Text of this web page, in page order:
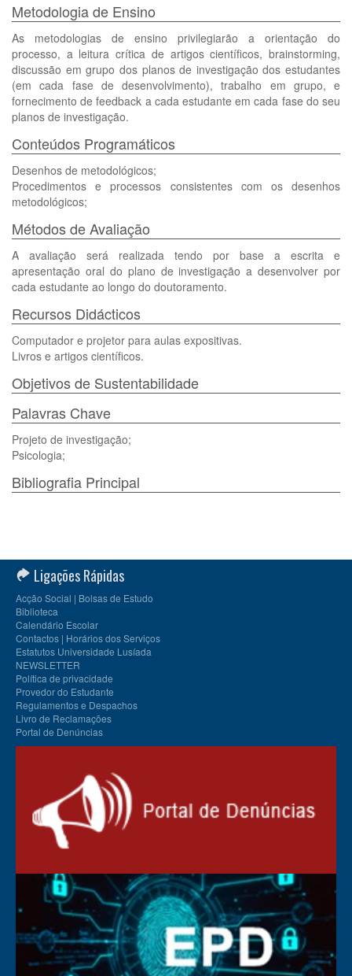
Metodologia de Ensino
As metodologias de ensino privilegiarão a orientação do
processo, a leitura crítica de artigos científicos, brainstorming,
discussão em grupo dos planos de investigação dos estudantes
(em cada fase de desenvolvimento), trabalho em grupo, e
fornecimento de feedback a cada estudante em cada fase do seu
planos de investigação.
Conteúdos Programáticos
Desenhos de metodológicos;
Procedimentos e processos consistentes com os desenhos
metodológicos;
Métodos de Avaliação
A avaliação será realizada tendo por base a escrita e
apresentação oral do plano de investigação a desenvolver por
cada estudante ao longo do doutoramento.
Recursos Didácticos
Computador e projetor para aulas expositivas.
Livros e artigos científicos.
Objetivos de Sustentabilidade
Palavras Chave
Projeto de investigação;
Psicologia;
Bibliografia Principal
Ligações Rápidas
Acção Social | Bolsas de Estudo
Biblioteca
Calendário Escolar
Contactos | Horários dos Serviços
Estatutos Universidade Lusíada
NEWSLETTER
Política de privacidade
Provedor do Estudante
Regulamentos e Despachos
Livro de Reclamações
Portal de Denúncias